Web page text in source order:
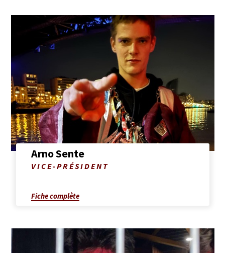
complète
de
Arno
Sente
Photo
Sente
Arno Sente
VICE-PRÉSIDENT
Fiche complète